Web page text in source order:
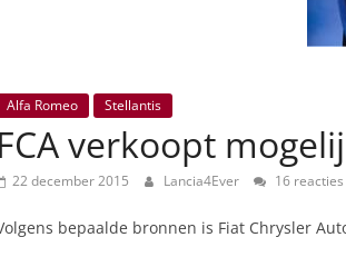
Alfa Romeo Stellantis
FCA verkoopt
22 december 2015 Lancia4Ever 16 reacties
bepaalde bronnen is Fiat Chrysler